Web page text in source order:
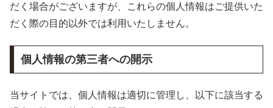
だく場合がございますが、これらの個人情報はご提供いた
だく際の目的以外では利用いたしません。
個人情報の第三者への開示
当サイトでは、個人情報は適切に管理し、以下に該当する